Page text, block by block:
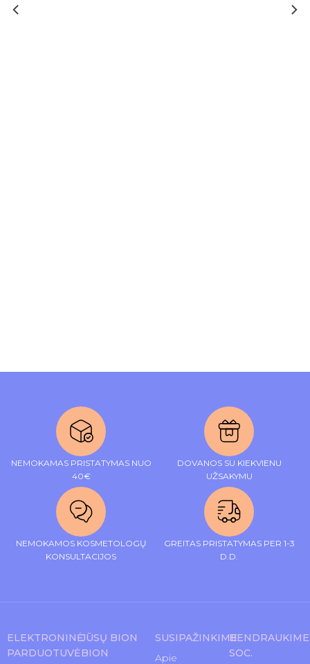
5
NEMOKAMAS PRISTATYMAS NUO
40€
DOVANOS SU KIEKVIENU
UŽSAKYMU
NEMOKAMOS KOSMETOLOGŲ
KONSULTACIJOS
GREITAS PRISTATYMAS PER 1-3
D.D.
ELEKTRONINĖ
PARDUOTUVĖ
JŪSŲ BION
BION
SUSIPAŽINKIME
Apie
BENDRAUKIME
SOC.